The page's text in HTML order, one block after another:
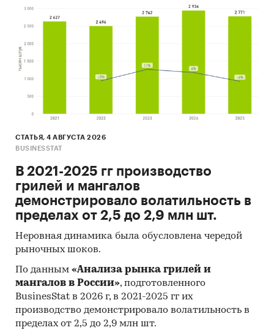
СТАТЬЯ, 4 АВГУСТА 2026
BUSINESSTAT
В 2021-2025 гг производство
грилей и мангалов
демонстрировало волатильность в
пределах от 2,5 до 2,9 млн шт.
Неровная динамика была обусловлена чередой
рыночных шоков.
По данным «Анализа рынка грилей и
мангалов в России», подготовленного
BusinesStat в 2026 г, в 2021-2025 гг их
производство демонстрировало волатильность в
пределах от 2,5 до 2,9 млн шт.